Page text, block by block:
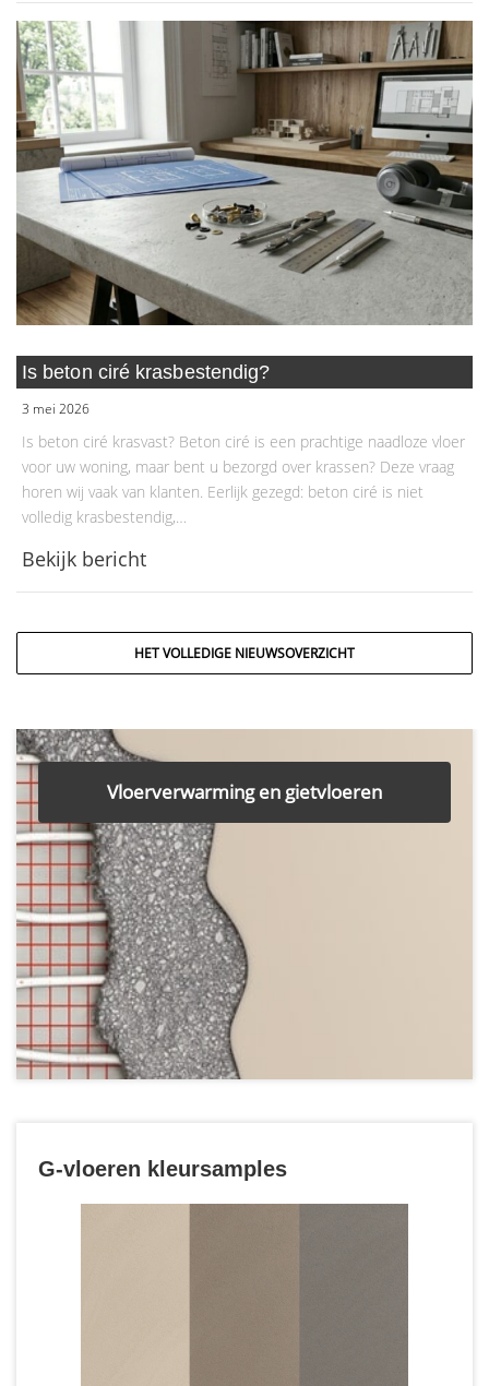
Is beton ciré krasbestendig?
3 mei 2026
Is beton ciré krasvast? Beton ciré is een prachtige naadloze vloer
voor uw woning, maar bent u bezorgd over krassen? Deze vraag
horen wij vaak van klanten. Eerlijk gezegd: beton ciré is niet
volledig krasbestendig,…
Bekijk bericht
HET VOLLEDIGE NIEUWSOVERZICHT
Vloerverwarming en gietvloeren
G-vloeren kleursamples